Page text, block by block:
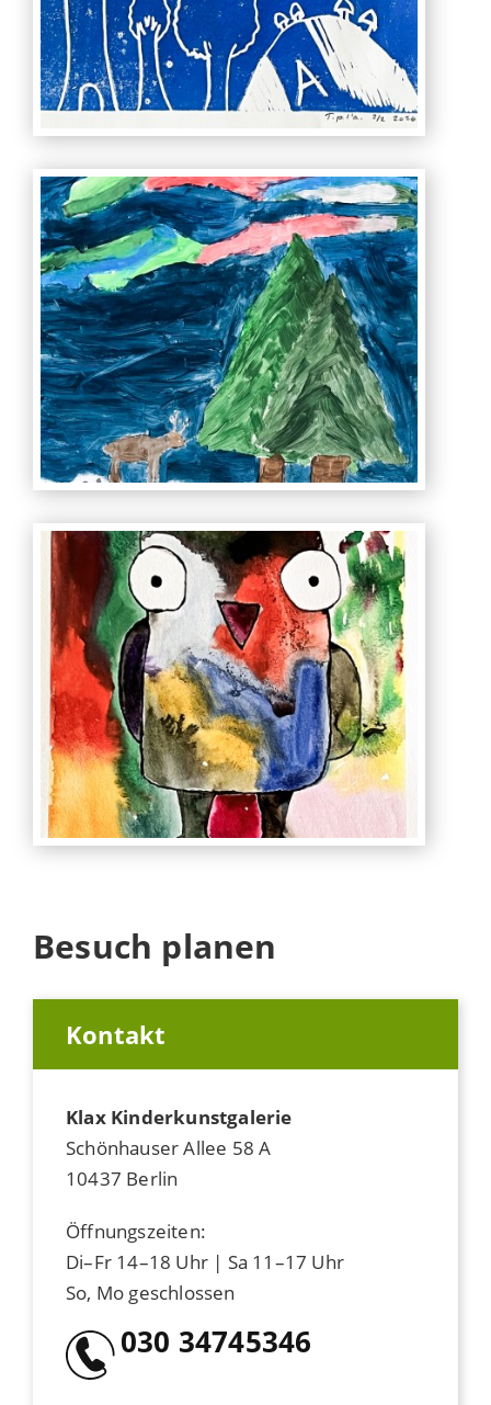
Besuch planen
Kontakt
Klax Kinderkunstgalerie
Schönhauser Allee 58 A
10437 Berlin
Öffnungszeiten:
Di–Fr 14–18 Uhr | Sa 11–17 Uhr
So, Mo geschlossen
030 34745346